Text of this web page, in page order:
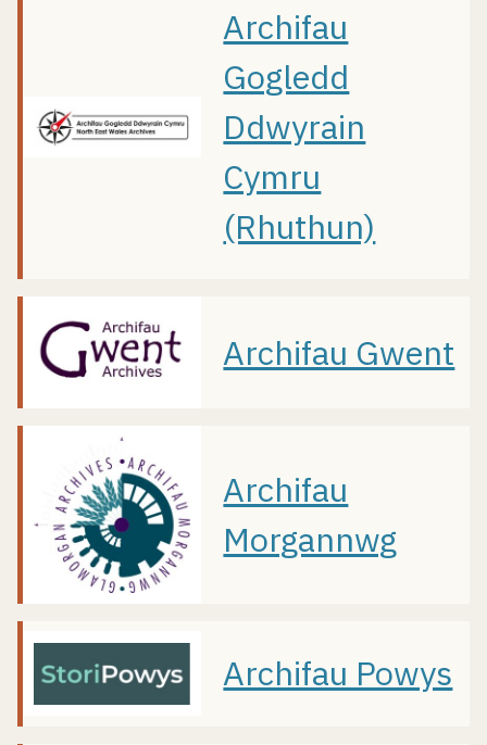
Archifau
Gogledd
Ddwyrain
Cymru
(Rhuthun)
Archifau Gwent
Archifau
Morgannwg
Archifau Powys